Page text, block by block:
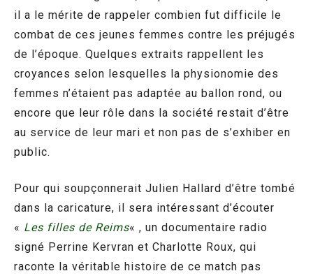
il a le mérite de rappeler combien fut difficile le
combat de ces jeunes femmes contre les préjugés
de l’époque. Quelques extraits rappellent les
croyances selon lesquelles la physionomie des
femmes n’étaient pas adaptée au ballon rond, ou
encore que leur rôle dans la société restait d’être
au service de leur mari et non pas de s’exhiber en
public.
Pour qui soupçonnerait Julien Hallard d’être tombé
dans la caricature, il sera intéressant d’écouter
« Les filles de Reims« , un documentaire radio
signé Perrine Kervran et Charlotte Roux, qui
raconte la véritable histoire de ce match pas